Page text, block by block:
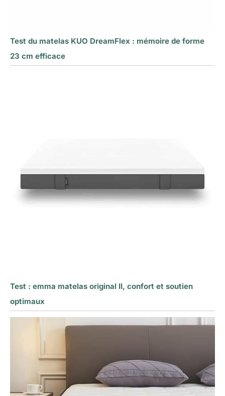
Test du matelas KUO DreamFlex : mémoire de forme
23 cm efficace
Test : emma matelas original II, confort et soutien
optimaux